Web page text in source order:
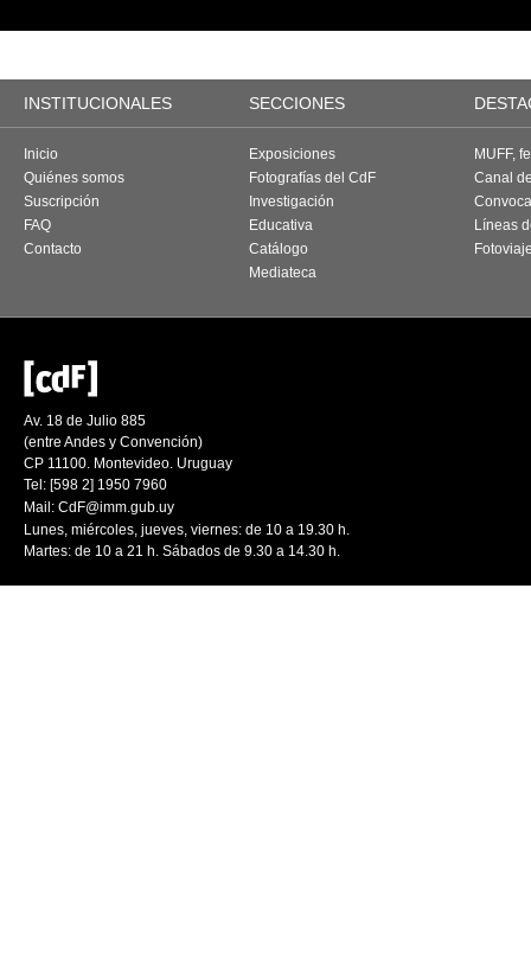
INSTITUCIONALES SECCIONES
Inicio
Quiénes somos
Suscripción
FAQ
Contacto
Exposiciones
Fotografías del CdF
Investigación
Educativa
Catálogo
Mediateca
MUFF,
Canal
Líneas
Av. 18 de Julio 885
(entre Andes y Convención)
CP 11100. Montevideo. Uruguay
Tel: [598 2] 1950 7960
Mail: CdF@imm.gub.uy
Lunes, miércoles, jueves, viernes: de 10 a 19.30 h.
Martes: de 10 a 21 h. Sábados de 9.30 a 14.30 h.